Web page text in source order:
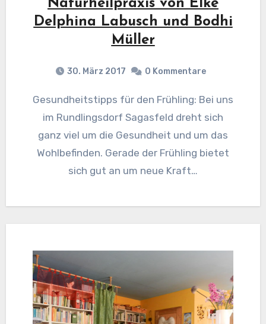
Naturheilpraxis von Elke
Delphina Labusch und Bodhi
Müller
30. März 2017 0 Kommentare
Gesundheitstipps für den Frühling: Bei uns
im Rundlingsdorf Sagasfeld dreht sich
ganz viel um die Gesundheit und um das
Wohlbefinden. Gerade der Frühling bietet
sich gut an um neue Kraft…